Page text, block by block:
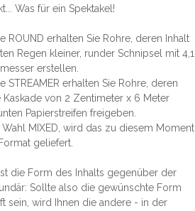
Was für ein Spektakel!
ROUND erhalten Sie Rohre, deren Inhalt
Regen kleiner, runder Schnipsel mit 4,1
erstellen.
STREAMER erhalten Sie Rohre, deren
Kaskade von 2 Zentimeter x 6 Meter
Papierstreifen freigeben.
MIXED, wird das zu diesem Moment
geliefert.
die Form des Inhalts gegenüber der
Sollte also die gewünschte Form
sein, wird Ihnen die andere - in der